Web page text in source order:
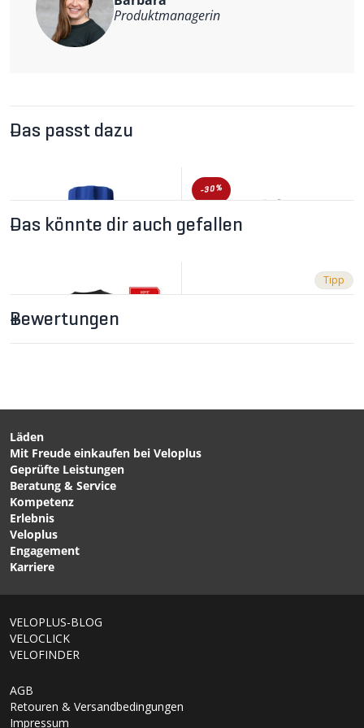
Produktmanagerin
Das passt dazu
-30%
Das könnte dir auch gefallen
CHF 69.90
M GWS BASE LAYER
Herren-Windstopper-
Kurzarmshirt Black von
GORE WEAR
Tipp
CHF 59.90
Bewertungen
Läden
Mit Freude einkaufen bei Veloplus
Geprüfte Leistungen
Beratung & Service
Kompetenz
Erlebnis
Veloplus
Engagement
Karriere
VELOPLUS-BLOG
VELOCLICK
VELOFINDER
AGB
Retouren & Versandbedingungen
Impressum